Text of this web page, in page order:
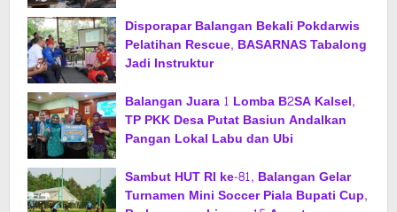
Disporapar Balangan Bekali Pokdarwis
Pelatihan Rescue, BASARNAS Tabalong
Jadi Instruktur
Balangan Juara 1 Lomba B2SA Kalsel,
TP PKK Desa Putat Basiun Andalkan
Pangan Lokal Labu dan Ubi
Sambut HUT RI ke-81, Balangan Gelar
Turnamen Mini Soccer Piala Bupati Cup,